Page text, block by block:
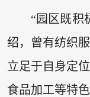
“园区既积
绍，曾有纺织
立足于自身定
食品加工等特